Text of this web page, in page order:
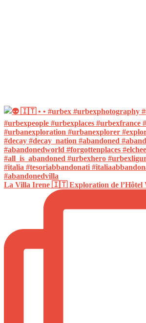
La Villa Irene 🇮🇹 Exploration de l’Hôtel